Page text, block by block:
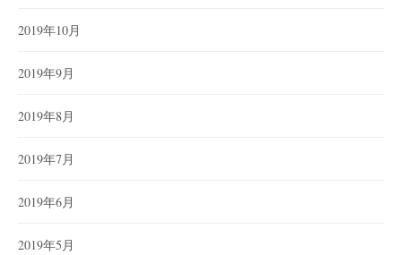
2019年10月
2019年9月
2019年8月
2019年7月
2019年6月
2019年5月